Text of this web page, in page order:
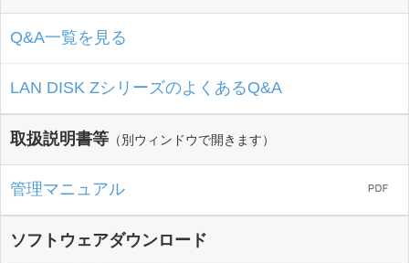
Q&A一覧を見る
LAN DISK ZシリーズのよくあるQ&A
取扱説明書等 （別ウィンドウで開きます）
管理マニュアル
ソフトウェアダウンロード